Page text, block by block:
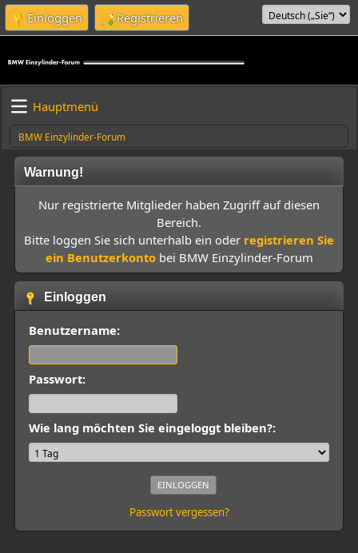
Einloggen Registrieren
Hauptmenü
BMW Einzylinder-Forum
Warnung!
Nur registrierte Mitglieder haben Zugriff auf diesen
Bereich.
Bitte loggen Sie sich unterhalb ein oder registrieren Sie
ein Benutzerkontobei BMW Einzylinder-Forum
Einloggen
Benutzername:
Passwort:
Wie lang möchten Sie eingeloggt bleiben?:
Passwort vergessen?